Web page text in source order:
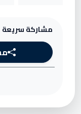
مشاركة سريعة